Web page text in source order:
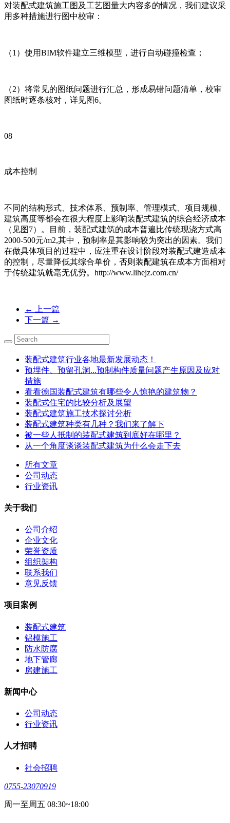
对装配式建筑施工图及工艺图量大内容多的情况，我们建议采
用多种措施进行图中校审：
（1）使用BIM软件建立三维模型，进行自动碰撞检查；
（2）将常见的图纸问题进行汇总，形成易错问题清单，校审
图纸时逐条核对，详见图6。
08
成本控制
不同的结构形式、技术体系、预制率、管理模式、项目规模、
建筑高度等都会在很大程度上影响装配式建筑的综合经济成本
（见图7）。目前，装配式建筑的成本普遍比传统现浇方式高
2000-500元/m2,其中，预制率是其影响较为突出的因素。我们
在做具体项目的过程中，应注重在设计阶段对装配式建造成本
的控制，尽量降低其综合单价，否则装配建筑在成本方面相对
于传统建筑就毫无优势。http://www.lihejz.com.cn/
←
上一篇
下一篇 →
装配式建筑行业各地最新发展动态！
预埋件、预留孔洞...预制构件质量问题产生原因及应对
措施
看看德国装配式建筑有哪些令人惊艳的建筑物？
装配式住宅的比较分析及展望
装配式建筑施工技术探讨分析
装配式建筑种类有几种？我们来了解下
被一些人抵制的装配式建筑到底好在哪里？
从一个角度谈谈装配式建筑为什么会走下去
所有文章
公司动态
行业资讯
关于我们
公司介绍
企业文化
荣誉资质
组织架构
联系我们
意见反馈
项目案例
装配式建筑
铝模施工
防水防腐
地下管廊
房建施工
新闻中心
公司动态
行业资讯
人才招聘
社会招聘
0755-23070919
周一至周五 08:30~18:00